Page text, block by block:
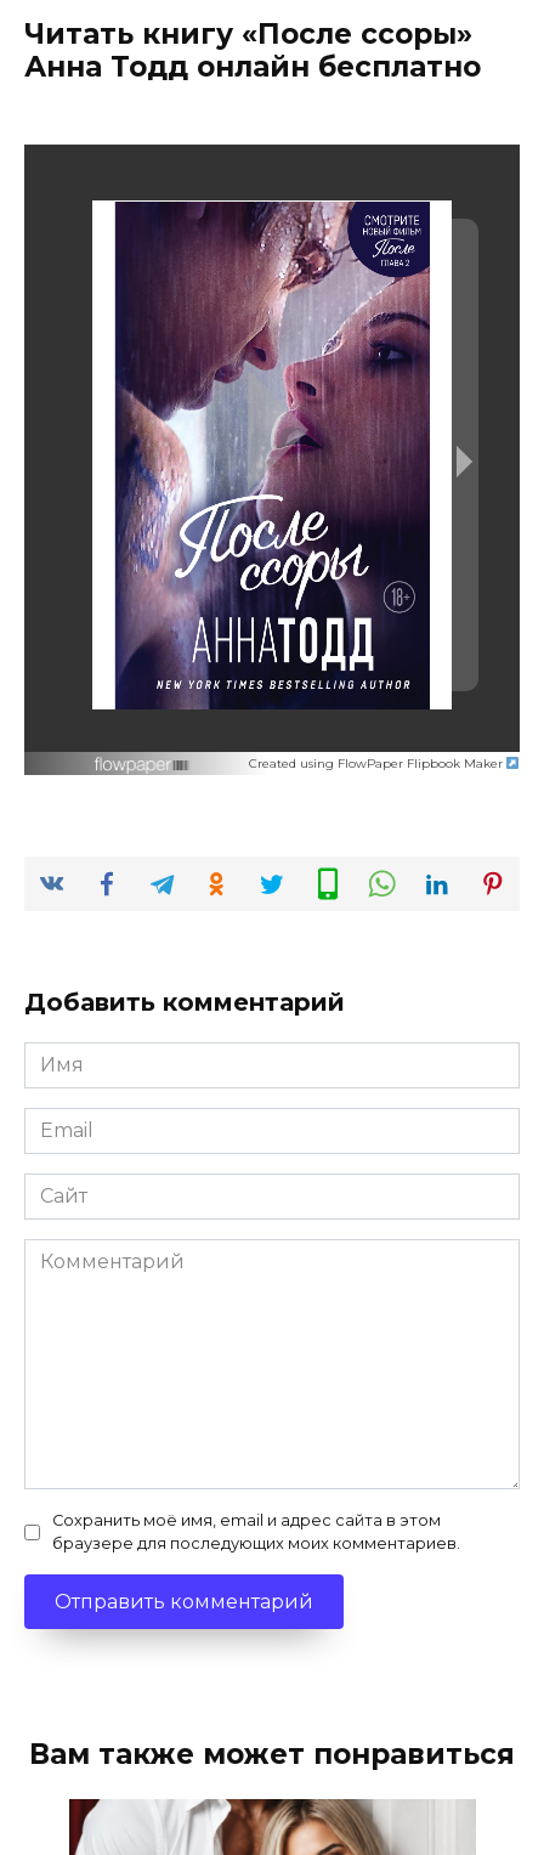
Читать книгу «После ссоры»
Анна Тодд онлайн бесплатно
Created using FlowPaper Flipbook Maker
Добавить комментарий
Имя
*
Email
*
Сайт
Комментарий
Сохранить моё имя, email и адрес сайта в этом
браузере для последующих моих комментариев.
Вам также может понравиться